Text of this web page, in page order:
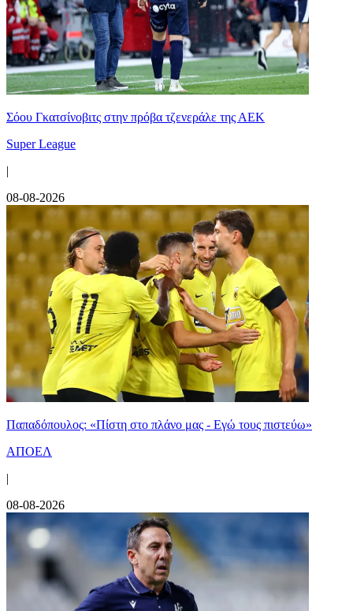
Σόου Γκατσίνοβιτς στην πρόβα τζενεράλε της ΑΕΚ
Super League
|
08-08-2026
Παπαδόπουλος: «Πίστη στο πλάνο μας - Εγώ τους πιστεύω»
ΑΠΟΕΛ
|
08-08-2026